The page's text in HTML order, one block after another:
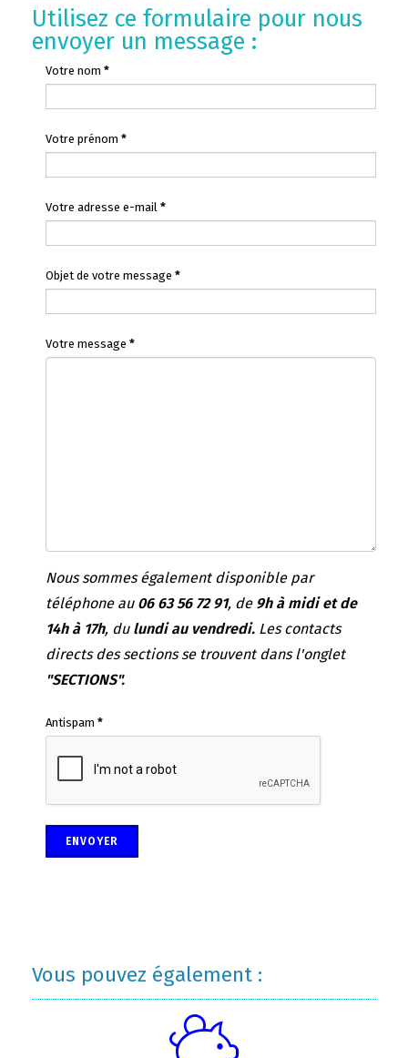
Vous pouvez également :
Utilisez ce formulaire pour nous
envoyer un message :
Votre nom *
Votre prénom *
Votre adresse e-mail *
Objet de votre message *
Votre message *
Nous sommes également disponible par
téléphone au 06 63 56 72 91, de9h à midi et de
14h à 17h, dulundi au vendredi. Les contacts
directs des sections se trouvent dans l'onglet
"SECTIONS".
Antispam *
ENVOYER